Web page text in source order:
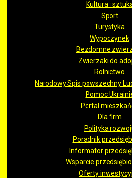
Kultura i
Sport
Turystyka
Wypoczynek
Bezdomne
Zwierzaki do
Rolnictwo
Narodowy Spis powszechny
Pomoc
Portal
Dla firm
Polityka
Poradnik
Informator
Wsparcie
Oferty